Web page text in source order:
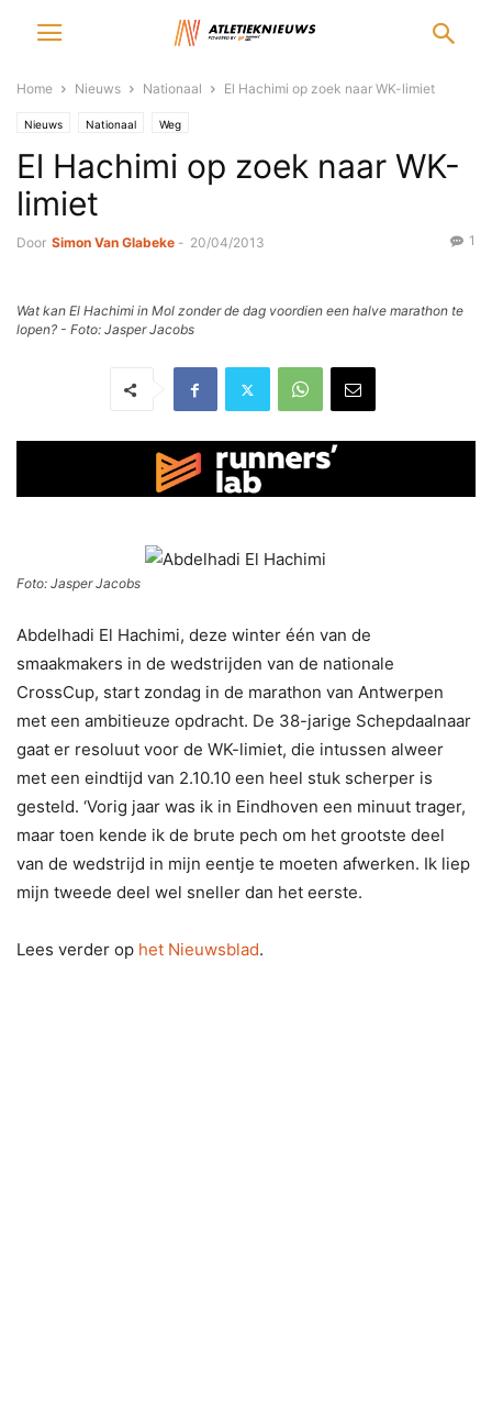
Home Nieuws Nationaal El Hachimi op zoek naar WK-limiet
Nieuws Nationaal Weg
El Hachimi op zoek naar WK-
limiet
Door Simon Van Glabeke - 20/04/2013 1
Wat kan El Hachimi in Mol zonder de dag voordien een halve marathon te
lopen? - Foto: Jasper Jacobs
Foto: Jasper Jacobs
Abdelhadi El Hachimi, deze winter één van de
smaakmakers in de wedstrijden van de nationale
CrossCup, start zondag in de marathon van Antwerpen
met een ambitieuze opdracht. De 38-jarige Schepdaalnaar
gaat er resoluut voor de WK-limiet, die intussen alweer
met een eindtijd van 2.10.10 een heel stuk scherper is
gesteld. ‘Vorig jaar was ik in Eindhoven een minuut trager,
maar toen kende ik de brute pech om het grootste deel
van de wedstrijd in mijn eentje te moeten afwerken. Ik liep
mijn tweede deel wel sneller dan het eerste.
Lees verder op het Nieuwsblad.